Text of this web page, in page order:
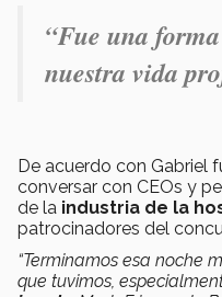
“Fue una
nuestra vida
De acuerdo con Gabriel
conversar con CEOs y
de la industria de la
patrocinadores del
“Terminamos esa noche
que tuvimos,